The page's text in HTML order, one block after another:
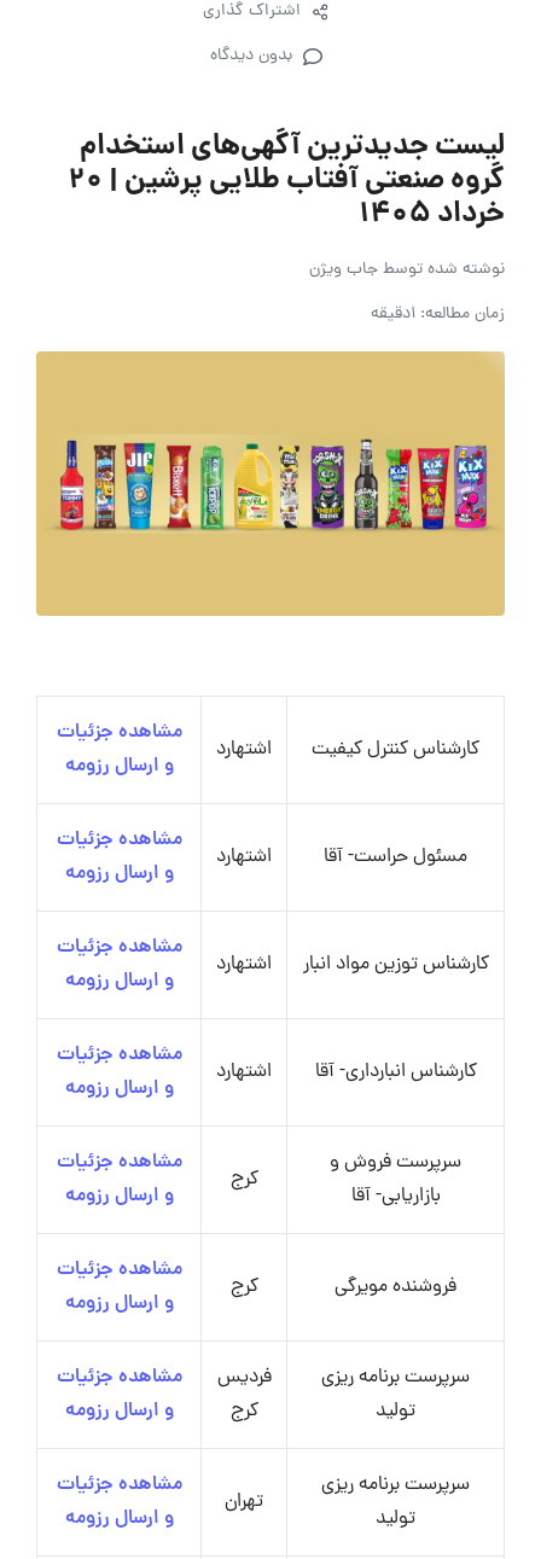
اشتراک گذاری
بدون دیدگاه
لیست جدیدترین آگهی‌های استخدام
گروه صنعتی آفتاب طلایی پرشین | ۲۰
خرداد ۱۴۰۵
نوشته شده توسطجاب ویژن
زمان مطالعه: 1دقیقه
کارشناس کنترل کیفیت اشتهارد
مشاهده جزئیات
و ارسال رزومه
مسئول حراست- آقا اشتهارد
مشاهده جزئیات
و ارسال رزومه
کارشناس توزین مواد انبار اشتهارد
مشاهده جزئیات
و ارسال رزومه
کارشناس انبارداری- آقا اشتهارد
مشاهده جزئیات
و ارسال رزومه
سرپرست فروش و
بازاریابی- آقا
کرج
مشاهده جزئیات
و ارسال رزومه
فروشنده مویرگی کرج
مشاهده جزئیات
و ارسال رزومه
سرپرست برنامه ریزی
تولید
فردیس
کرج
مشاهده جزئیات
و ارسال رزومه
سرپرست برنامه ریزی
تولید
تهران
مشاهده جزئیات
و ارسال رزومه